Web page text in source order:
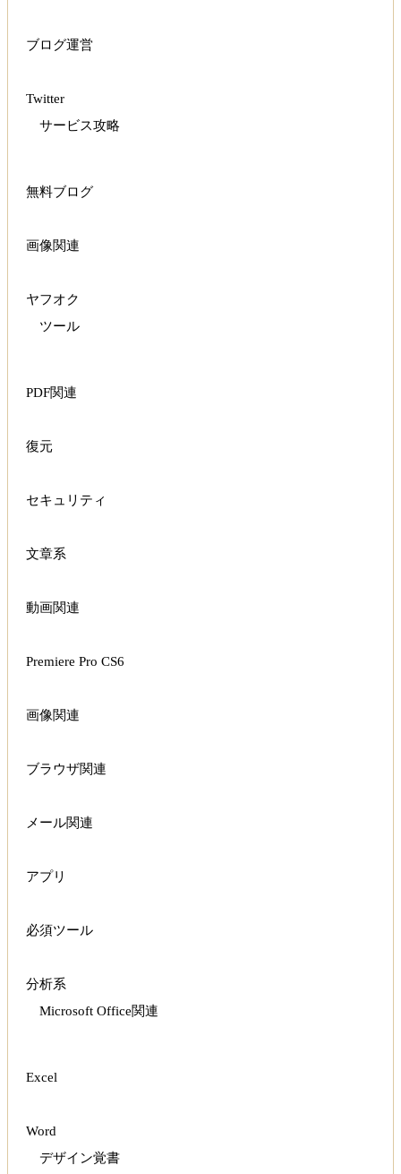
ブログ運営
Twitter
サービス攻略
無料ブログ
画像関連
ヤフオク
ツール
PDF関連
復元
セキュリティ
文章系
動画関連
Premiere Pro CS6
画像関連
ブラウザ関連
メール関連
アプリ
必須ツール
分析系
Microsoft Office関連
Excel
Word
デザイン覚書